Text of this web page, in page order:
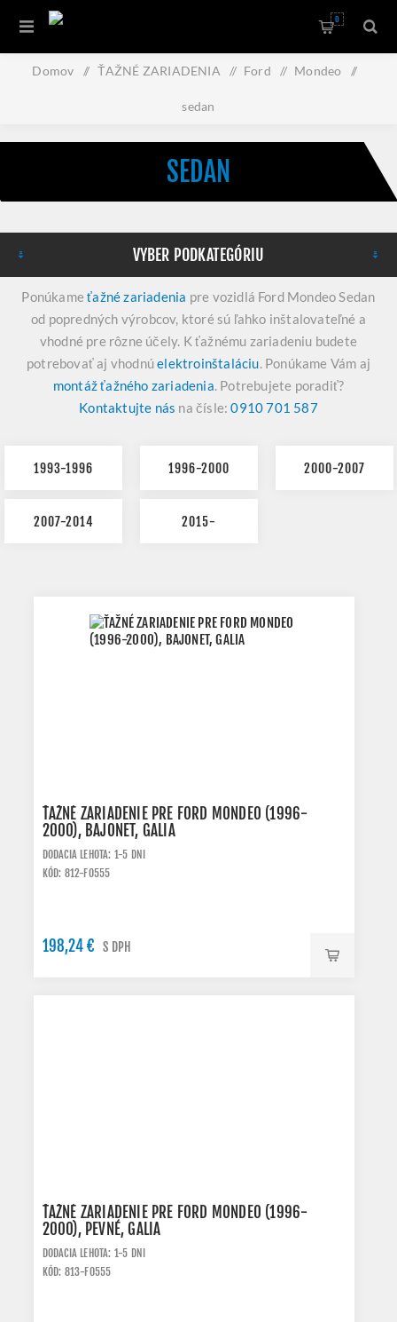
0
Domov / ŤAŽNÉ ZARIADENIA / Ford / Mondeo /
sedan
SEDAN
VYBER PODKATEGÓRIU
Ponúkameťažné zariadenia pre vozidlá Ford Mondeo Sedan
od popredných výrobcov, ktoré sú ľahko inštalovateľné a
vhodné pre rôzne účely. K ťažnému zariadeniu budete
potrebovať aj vhodnúelektroinštaláciu. Ponúkame Vám aj
montáž ťažného zariadenia. Potrebujete poradiť?
Kontaktujte nás na čísle:0910 701 587
1993-1996 1996-2000 2000-2007
2007-2014 2015-
ŤAŽNÉ ZARIADENIE PRE FORD MONDEO (1996-
2000), BAJONET, GALIA
DODACIA LEHOTA: 1-5 DNI
KÓD: 812-F0555
198,24 € S DPH
ŤAŽNÉ ZARIADENIE PRE FORD MONDEO (1996-
2000), PEVNÉ, GALIA
DODACIA LEHOTA: 1-5 DNI
KÓD: 813-F0555